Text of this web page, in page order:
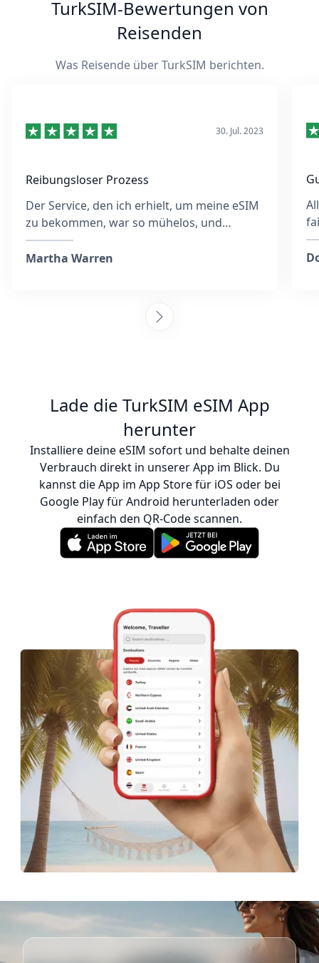
TurkSIM-Bewertungen von
Reisenden
Was Reisende über TurkSIM berichten.
30. Jul. 2023
Reibungsloser Prozess
Der Service, den ich erhielt, um meine eSIM
zu bekommen, war so mühelos, und
obwohl ich möglicherweise die falsche E-
Mail-Adresse eingegeben hatte, reagierte
Anweisungen zur Aktivierung der eSIM und
stellten sicher, dass ich verbunden war. SIM-
einer echten SIM-Karte. Ich kann diese
Leute jederzeit gerne weiterempfehlen! :)
Martha Warren
Lade die TurkSIM eSIM App
herunter
Installiere deine eSIM sofort und behalte deinen
Verbrauch direkt in unserer App im Blick. Du
kannst die App im App Store für iOS oder bei
Google Play für Android herunterladen oder
einfach den QR-Code scannen.